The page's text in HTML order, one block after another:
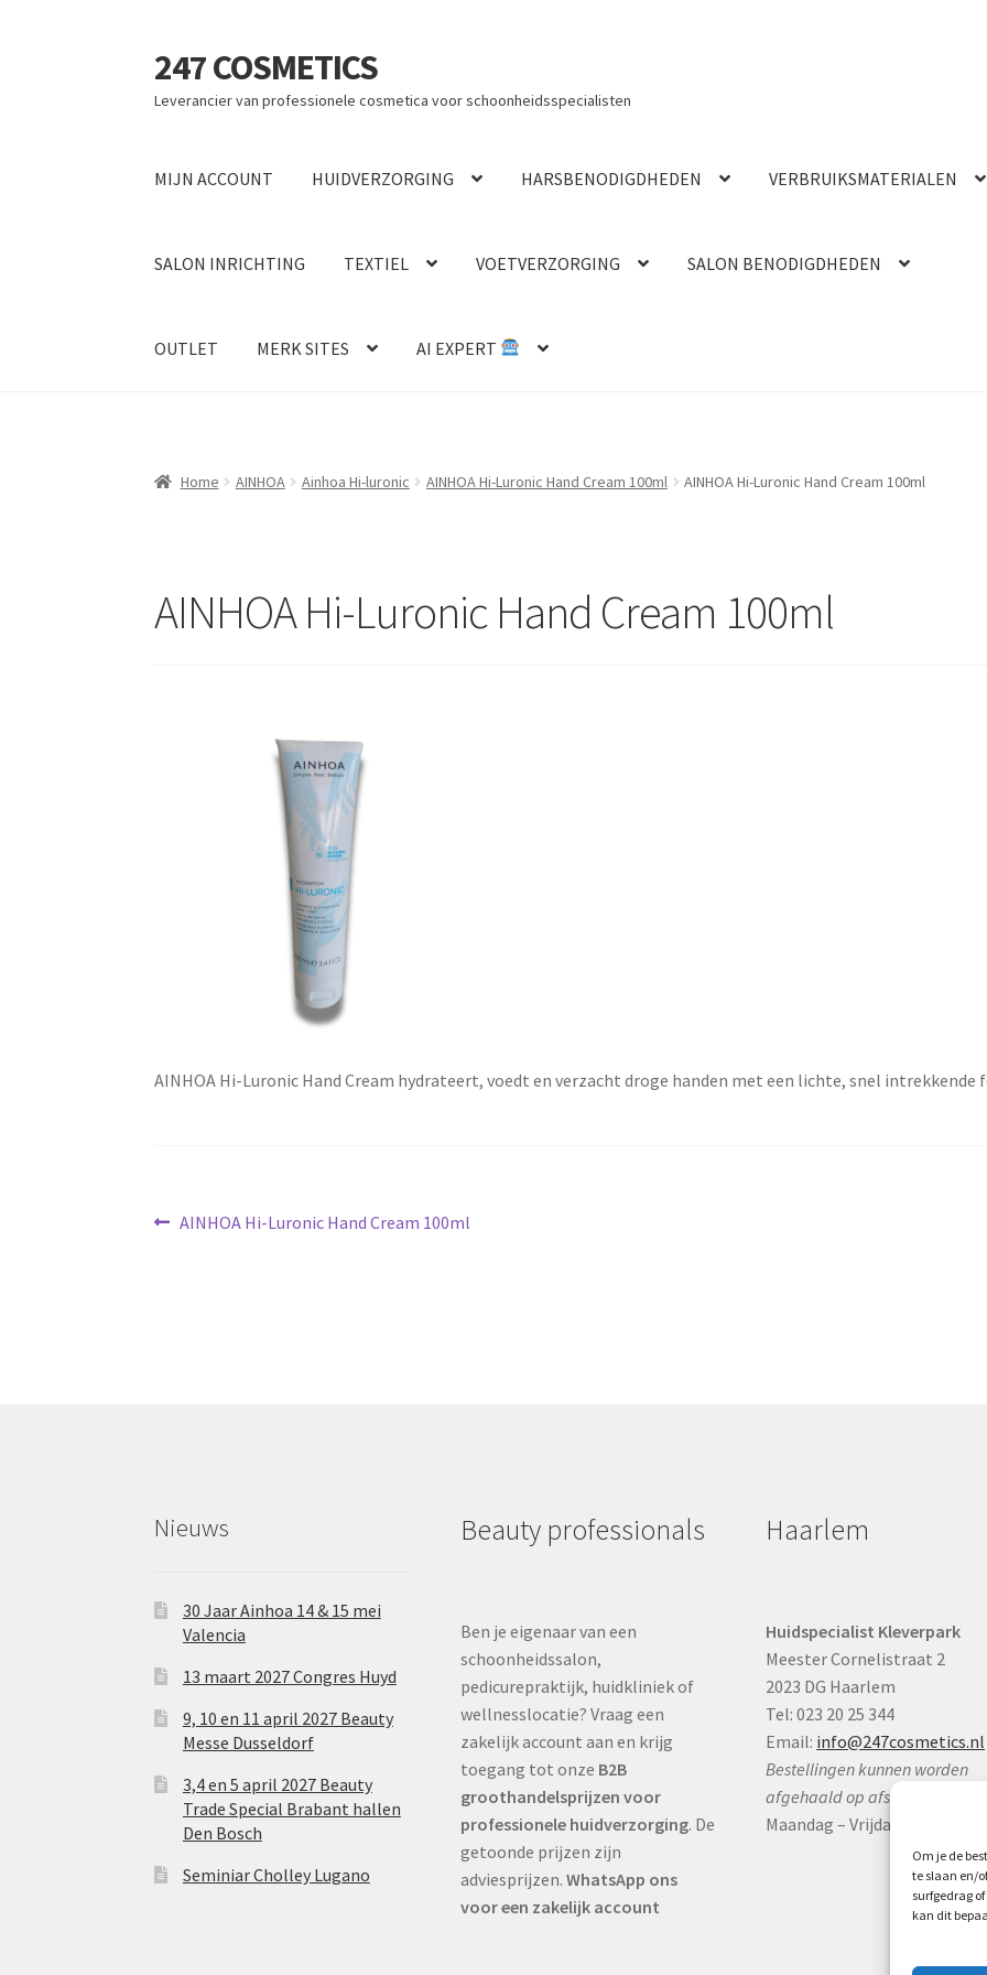
Om je de
te slaan en/
surfgedrag
kan dit
Ga
door
naar
Ga
naar
de
247 COSMETICS
Leverancier van professionele cosmetica voor schoonheidsspecialisten
MIJN ACCOUNT HUIDVERZORGING HARSBENODIGDHEDEN VERBRUIKSMATERIALEN
SALON INRICHTING TEXTIEL VOETVERZORGING SALON BENODIGDHEDEN
OUTLET MERK SITES AI EXPERT
Home AINHOA Ainhoa Hi-luronic AINHOA Hi-Luronic Hand Cream 100ml AINHOA Hi-Luronic Hand Cream 100ml
AINHOA Hi-Luronic Hand Cream 100ml
AINHOA Hi-Luronic Hand Cream hydrateert, voedt en verzacht droge handen met een lichte, snel intrekkende
Bericht
Vorig
AINHOA Hi-Luronic Hand Cream 100ml
Nieuws
30 Jaar Ainhoa 14 & 15 mei
Valencia
13 maart 2027 Congres Huyd
9, 10 en 11 april 2027 Beauty
Messe Dusseldorf
3,4 en 5 april 2027 Beauty
Trade Special Brabant hallen
Den Bosch
Seminiar Cholley Lugano
Beauty professionals
Ben je eigenaar van een
schoonheidssalon,
pedicurepraktijk, huidkliniek of
wellnesslocatie? Vraag een
zakelijk account aan en krijg
toegang tot onze B2B
groothandelsprijzen voor
professionele huidverzorging. De
getoonde prijzen zijn
adviesprijzen. WhatsApp ons
voor een zakelijk account
Haarlem
Huidspecialist Kleverpark
Meester Cornelistraat 2
2023 DG Haarlem
Tel: 023 20 25 344
Email: info@247cosmetics.nl
Bestellingen kunnen worden
afgehaald op afspraak:
Maandag – Vrijdag: